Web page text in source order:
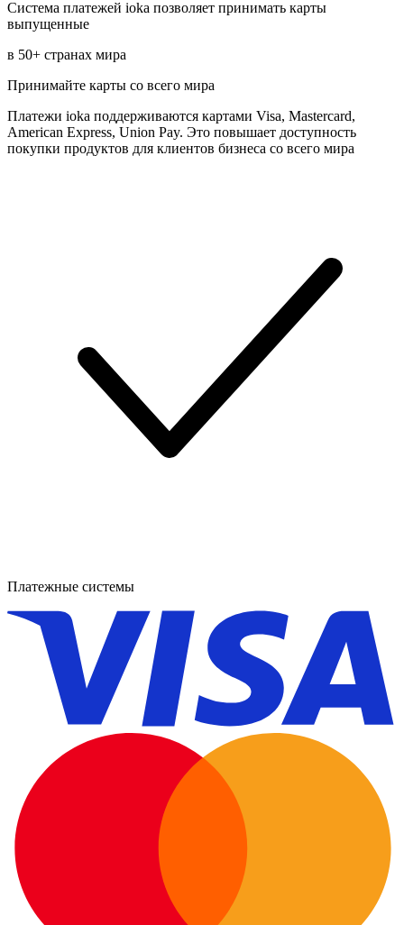
Система платежей ioka позволяет принимать карты
выпущенные
в 50+ странах мира
Принимайте карты со всего мира
Платежи ioka поддерживаются картами Visa, Mastercard,
American Express, Union Pay. Это повышает доступность
покупки продуктов для клиентов бизнеса со всего мира
Платежные системы